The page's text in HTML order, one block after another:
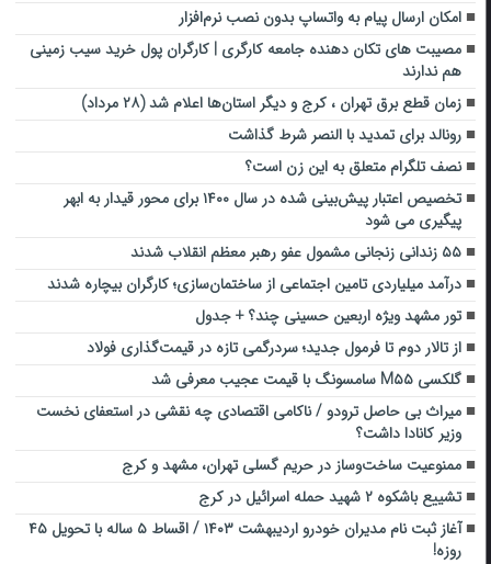
امکان ارسال پیام به واتساپ بدون نصب نرم‌افزار
مصیبت های تکان دهنده جامعه کارگری | کارگران پول خرید سیب زمینی
هم ندارند
زمان قطع برق تهران ، کرج و دیگر استان‌ها اعلام شد (۲۸ مرداد)
رونالد برای تمدید با النصر شرط گذاشت
نصف تلگرام متعلق به این زن است؟
تخصیص اعتبار پیش‌بینی شده در سال ۱۴۰۰ برای محور قیدار به ابهر
پیگیری می شود
۵۵ زندانی زنجانی مشمول عفو رهبر معظم انقلاب شدند
درآمد میلیاردی تامین اجتماعی از ساختمان‌سازی؛ کارگران بیچاره شدند
تور مشهد ویژه اربعین حسینی چند؟ + جدول
از تالار دوم تا فرمول جدید؛ سردرگمی تازه در قیمت‌گذاری فولاد
گلکسی M۵۵ سامسونگ با قیمت عجیب معرفی شد
میراث بی حاصل ترودو / ناکامی اقتصادی چه نقشی در استعفای نخست
وزیر کانادا داشت؟
ممنوعیت ساخت‌وساز در حریم گسلی تهران، مشهد و کرج
تشییع باشکوه ۲ شهید حمله اسرائیل در کرج‌‌
آغاز ثبت نام مدیران خودرو اردیبهشت ۱۴۰۳ / اقساط ۵ ساله با تحویل ۴۵
روزه!